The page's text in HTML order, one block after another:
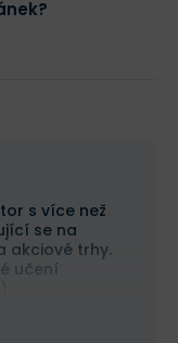
s více než
se na
akciové trhy.
učení
kombinuje
se